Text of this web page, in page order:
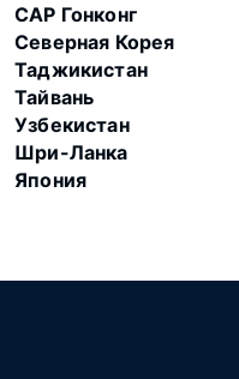
САР Гонконг
Северная Корея
Таджикистан
Тайвань
Узбекистан
Шри-Ланка
Япония